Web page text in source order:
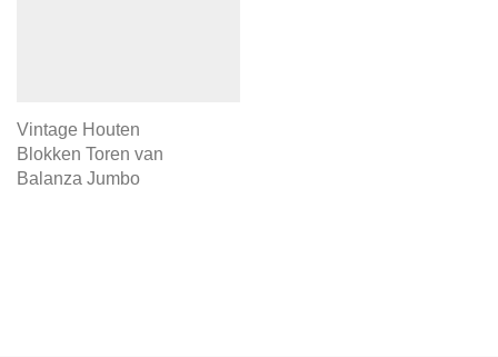
Vintage Houten
Blokken Toren van
Balanza Jumbo